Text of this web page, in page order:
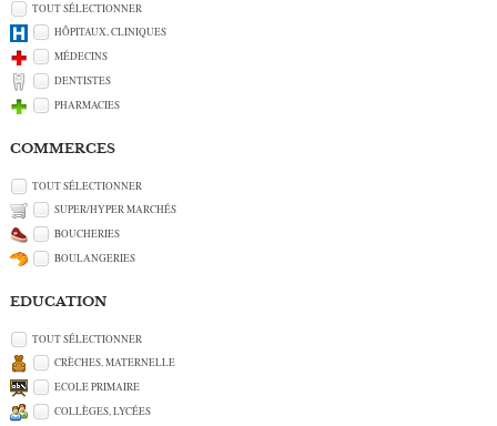
TOUT SÉLECTIONNER
HÔPITAUX, CLINIQUES
MÉDECINS
DENTISTES
PHARMACIES
COMMERCES
TOUT SÉLECTIONNER
SUPER/HYPER MARCHÉS
BOUCHERIES
BOULANGERIES
EDUCATION
TOUT SÉLECTIONNER
CRÈCHES, MATERNELLE
ECOLE PRIMAIRE
COLLÈGES, LYCÉES